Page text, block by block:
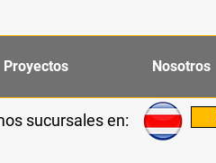
Proyectos Nosotros
sucursales en: